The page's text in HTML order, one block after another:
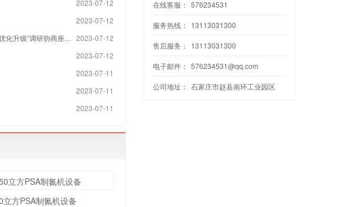
2023-07-12
2023-07-12
2023-07-12
升级”调研协商座谈会
2023-07-12
2023-07-11
2023-07-11
2023-07-11
立方PSA制氮机设备
在线客服： 576234531
服务热线： 13113031300
售后服务： 13113031300
电子邮件： 576234531@qq.com
公司地址： 石家庄市赵县南环工业园区